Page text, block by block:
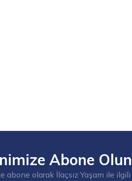
Abone Olun
abone olarak İlaçsız Yaşam ile